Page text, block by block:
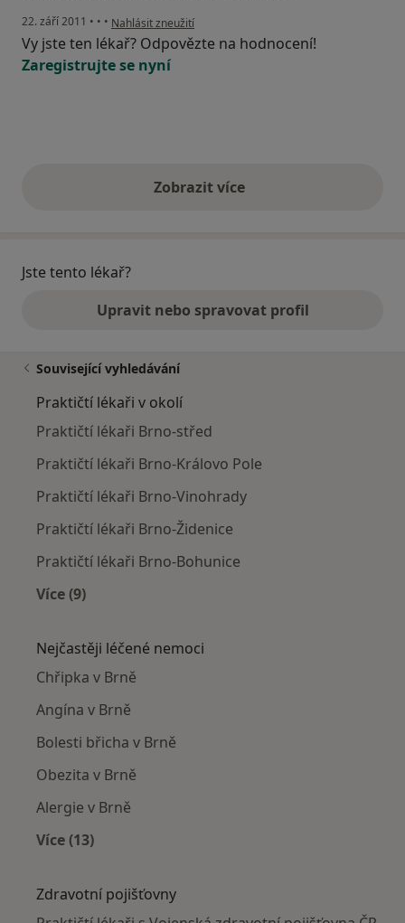
22. září 2011 • • • podle názoru uživatele Váš účet byl odstraněn
Nahlásit zneužití
Vy jste ten lékař? Odpovězte na hodnocení!
Zaregistrujte se nyní
Zobrazit vícevýše uvedené názory
Jste tento lékař?
Upravit nebo spravovat profil
Související vyhledávání
Praktičtí lékaři v okolí
Praktičtí lékaři Brno-střed
Praktičtí lékaři Brno-Královo Pole
Praktičtí lékaři Brno-Vinohrady
Praktičtí lékaři Brno-Židenice
Praktičtí lékaři Brno-Bohunice
Více (9)
Nejčastěji léčené nemoci
Chřipka v Brně
Angína v Brně
Bolesti břicha v Brně
Obezita v Brně
Alergie v Brně
Více (13)
Zdravotní pojišťovny